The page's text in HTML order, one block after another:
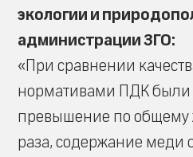
экологии и
администрации ЗГО:
«При сравнении
нормативами ПДК были
превышение по общему
раза, содержание меди